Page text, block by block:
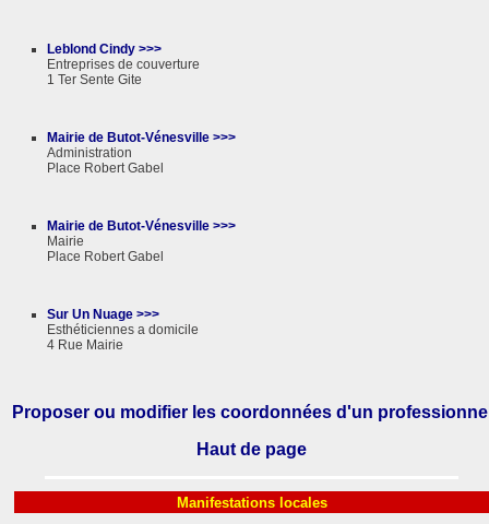
Leblond Cindy >>>
Entreprises de couverture
1 Ter Sente Gite
Mairie de Butot-Vénesville >>>
Administration
Place Robert Gabel
Mairie de Butot-Vénesville >>>
Mairie
Place Robert Gabel
Sur Un Nuage >>>
Esthéticiennes a domicile
4 Rue Mairie
Proposer ou modifier les coordonnées d'un
Haut de page
Manifestations locales